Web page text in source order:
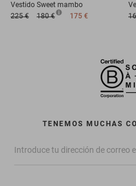
Vestido Sweet mambo
225 €
180 € 175 €
TENEMOS MUCHAS